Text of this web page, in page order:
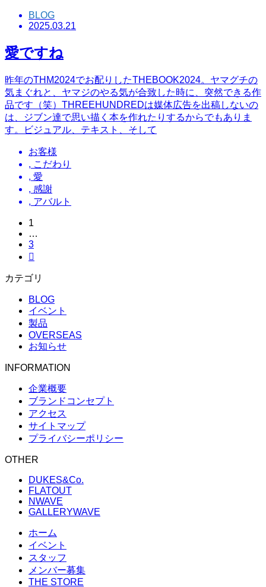
BLOG
2025.03.21
愛ですね
昨年のTHM2024でお配りしたTHEBOOK2024。ヤマグチの
気まぐれと、ヤマジのやる気が合致した時に、突然できる作
品です（笑）THREEHUNDREDは媒体広告を出稿しないの
は、ジブン達で思い描く本を作れたりするからでもありま
す。ビジュアル、テキスト、そして
お客様
, こだわり
, 愛
, 感謝
, アバルト
1
…
3

カテゴリ
BLOG
イベント
製品
OVERSEAS
お知らせ
INFORMATION
企業概要
ブランドコンセプト
アクセス
サイトマップ
プライバシーポリシー
OTHER
DUKES&Co.
FLATOUT
NWAVE
GALLERYWAVE
ホーム
イベント
スタッフ
メンバー募集
THE STORE